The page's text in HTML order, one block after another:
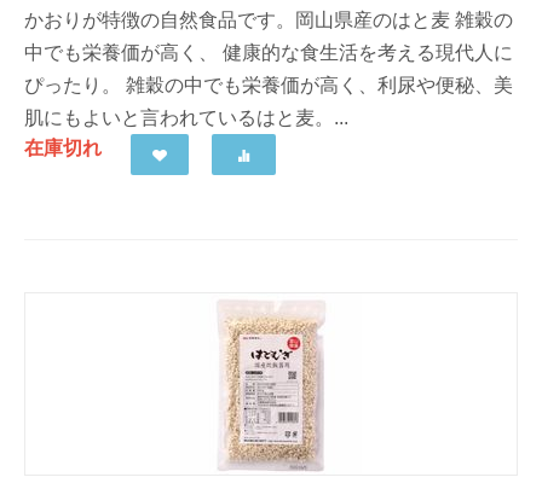
かおりが特徴の自然食品です。岡山県産のはと麦 雑穀の
中でも栄養価が高く、 健康的な食生活を考える現代人に
ぴったり。 雑穀の中でも栄養価が高く、利尿や便秘、美
肌にもよいと言われているはと麦。...
在庫切れ